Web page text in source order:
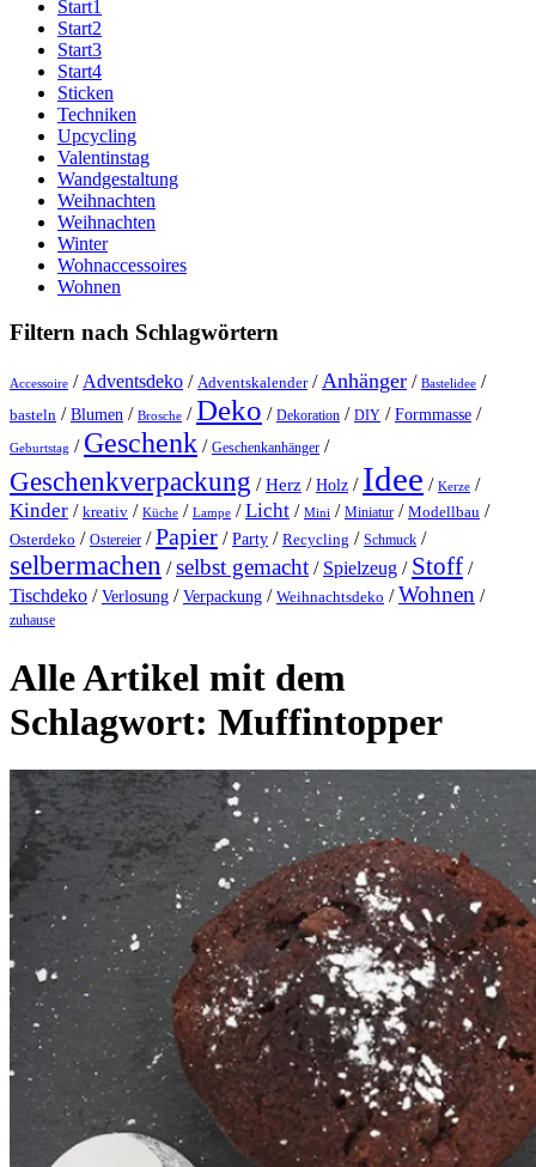
Start1
Start2
Start3
Start4
Sticken
Techniken
Upcycling
Valentinstag
Wandgestaltung
Weihnachten
Weihnachten
Winter
Wohnaccessoires
Wohnen
Filtern nach Schlagwörtern
Accessoire / Adventsdeko / Adventskalender/Anhänger / Bastelidee /
basteln /Blumen / Brosche /Deko / Dekoration / DIY /Formmasse /
Geburtstag / Geschenk / Geschenkanhänger /
Geschenkverpackung /Herz /Holz / Idee / Kerze /
Kinder / kreativ / Küche / Lampe /Licht / Mini / Miniatur / Modellbau /
Osterdeko / Ostereier /Papier /Party / Recycling / Schmuck /
selbermachen /selbst gemacht / Spielzeug / Stoff /
Tischdeko /Verlosung /Verpackung / Weihnachtsdeko /Wohnen /
zuhause
Alle Artikel mit dem
Schlagwort: Muffintopper